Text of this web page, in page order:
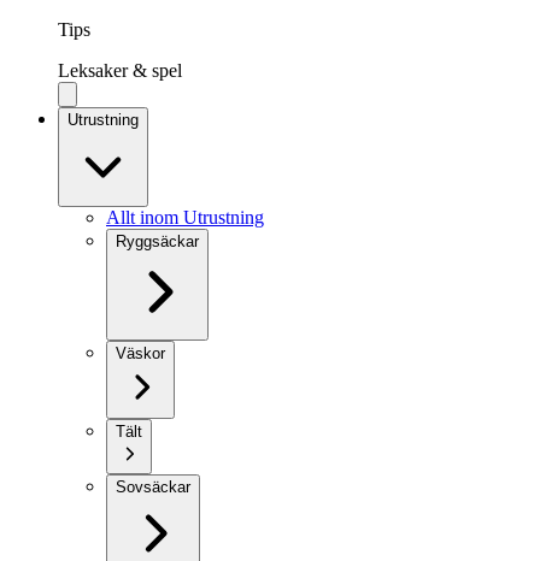
Tips
Leksaker & spel
Utrustning
Allt inom Utrustning
Ryggsäckar
Väskor
Tält
Sovsäckar